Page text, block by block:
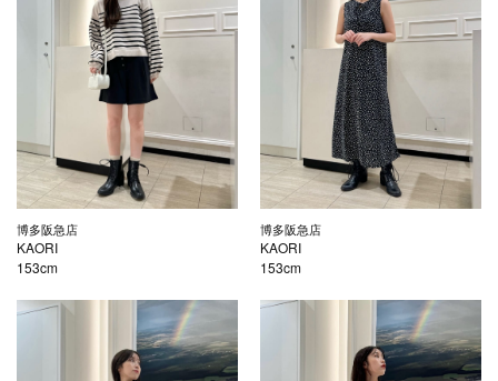
博多阪急店
KAORI
153cm
博多阪急店
KAORI
153cm